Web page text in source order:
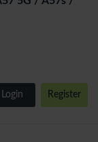
Login Register